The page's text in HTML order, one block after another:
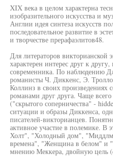
XIX века в целом характерна
изобразительного искусства и
Англии идея синтеза искусств
последовательное развитие в
и творчестве прерафаэлитов48.
Для литераторов викторианской
характерен интерес друг к
современника. По наблюдению
романисты Ч. Диккенс, Э.
Коллинз в своих произведениях
романами друг друга. Чаще
("скрытого соперничества" -
ситуации и образы Диккенса,
писателей-викторианцев.
активное участие в полемике.
Холт", "Холодный дом",
времена", "Женщина в белом" и
мнению Меккера, двойную цель